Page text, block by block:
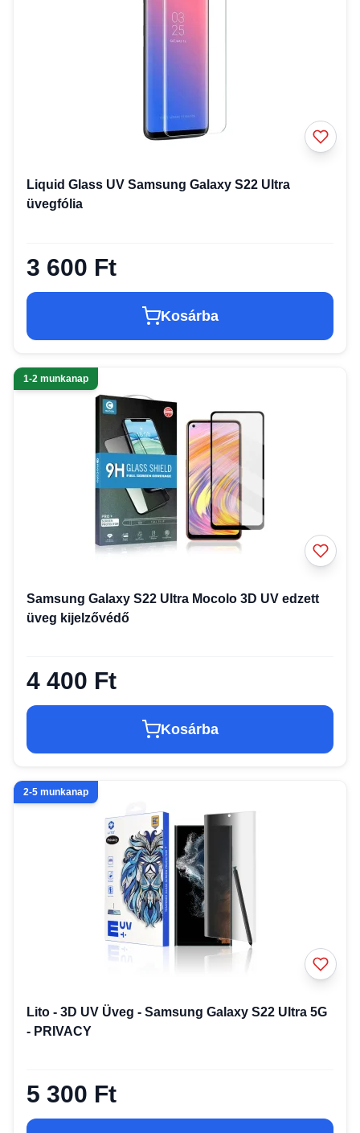
Liquid Glass UV Samsung Galaxy S22 Ultra
üvegfólia
3 600 Ft
Kosárba
1-2 munkanap
Samsung Galaxy S22 Ultra Mocolo 3D UV edzett
üveg kijelzővédő
4 400 Ft
Kosárba
2-5 munkanap
Lito - 3D UV Üveg - Samsung Galaxy S22 Ultra 5G
- PRIVACY
5 300 Ft